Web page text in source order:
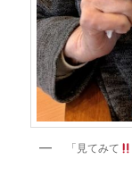
「見てみて